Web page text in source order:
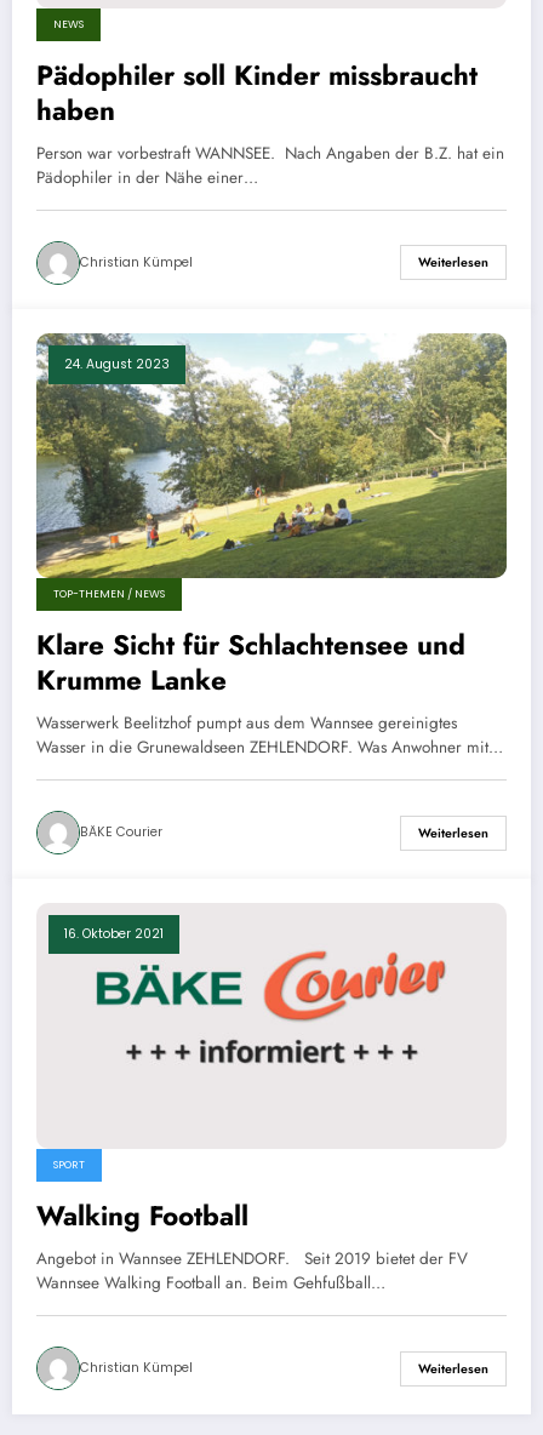
NEWS
Pädophiler soll Kinder missbraucht
haben
Person war vorbestraft WANNSEE. Nach Angaben der B.Z. hat ein
Pädophiler in der Nähe einer…
Christian Kümpel Weiterlesen
24. August 2023
TOP-THEMEN / NEWS
Klare Sicht für Schlachtensee und
Krumme Lanke
Wasserwerk Beelitzhof pumpt aus dem Wannsee gereinigtes
Wasser in die Grunewaldseen ZEHLENDORF. Was Anwohner mit…
BÄKE Courier Weiterlesen
16. Oktober 2021
SPORT
Walking Football
Angebot in Wannsee ZEHLENDORF. Seit 2019 bietet der FV
Wannsee Walking Football an. Beim Gehfußball…
Christian Kümpel Weiterlesen